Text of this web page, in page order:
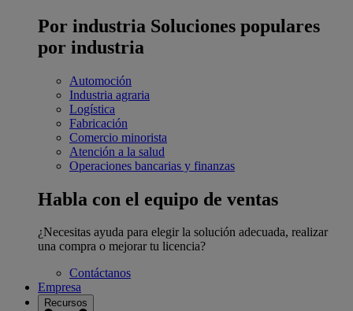
Por industria Soluciones populares
por industria
Automoción
Industria agraria
Logística
Fabricación
Comercio minorista
Atención a la salud
Operaciones bancarias y finanzas
Habla con el equipo de ventas
¿Necesitas ayuda para elegir la solución adecuada, realizar
una compra o mejorar tu licencia?
Contáctanos
Empresa
Recursos